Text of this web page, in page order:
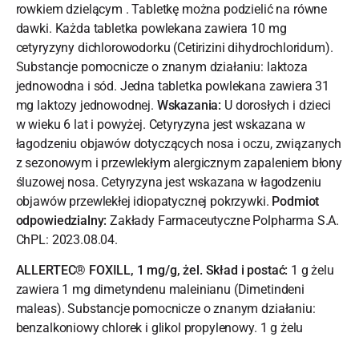
rowkiem dzielącym . Tabletkę można podzielić na równe
dawki. Każda tabletka powlekana zawiera 10 mg
cetyryzyny dichlorowodorku (Cetirizini dihydrochloridum).
Substancje pomocnicze o znanym działaniu: laktoza
jednowodna i sód. Jedna tabletka powlekana zawiera 31
mg laktozy jednowodnej. Wskazania: U dorosłych i dzieci
w wieku 6 lat i powyżej. Cetyryzyna jest wskazana w
łagodzeniu objawów dotyczących nosa i oczu, związanych
z sezonowym i przewlekłym alergicznym zapaleniem błony
śluzowej nosa. Cetyryzyna jest wskazana w łagodzeniu
objawów przewlekłej idiopatycznej pokrzywki. Podmiot
odpowiedzialny: Zakłady Farmaceutyczne Polpharma S.A.
ChPL: 2023.08.04.
ALLERTEC® FOXILL, 1 mg/g, żel. Skład i postać: 1 g żelu
zawiera 1 mg dimetyndenu maleinianu (Dimetindeni
maleas). Substancje pomocnicze o znanym działaniu:
benzalkoniowy chlorek i glikol propylenowy. 1 g żelu